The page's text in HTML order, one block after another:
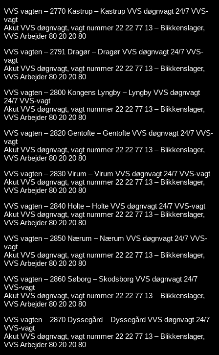
VVS vagten – 2770 Kastrup – Kastrup VVS døgnvagt 24/7 VVS-
vagt
Akut VVS døgnvagt, vagt nummer 22 22 77 13 – Blikkenslager,
VVS Arbejder 80 20 20 80
VVS vagten – 2791 Dragør – Dragør VVS døgnvagt 24/7 VVS-
vagt
Akut VVS døgnvagt, vagt nummer 22 22 77 13 – Blikkenslager,
VVS Arbejder 80 20 20 80
VVS vagten – 2800 Kongens Lyngby – Lyngby VVS døgnvagt
24/7 VVS-vagt
Akut VVS døgnvagt, vagt nummer 22 22 77 13 – Blikkenslager,
VVS Arbejder 80 20 20 80
VVS vagten – 2820 Gentofte – Gentofte VVS døgnvagt 24/7 VVS-
vagt
Akut VVS døgnvagt, vagt nummer 22 22 77 13 – Blikkenslager,
VVS Arbejder 80 20 20 80
VVS vagten – 2830 Virum – Virum VVS døgnvagt 24/7 VVS-vagt
Akut VVS døgnvagt, vagt nummer 22 22 77 13 – Blikkenslager,
VVS Arbejder 80 20 20 80
VVS vagten – 2840 Holte – Holte VVS døgnvagt 24/7 VVS-vagt
Akut VVS døgnvagt, vagt nummer 22 22 77 13 – Blikkenslager,
VVS Arbejder 80 20 20 80
VVS vagten – 2850 Nærum – Nærum VVS døgnvagt 24/7 VVS-
vagt
Akut VVS døgnvagt, vagt nummer 22 22 77 13 – Blikkenslager,
VVS Arbejder 80 20 20 80
VVS vagten – 2860 Søborg – Skodsborg VVS døgnvagt 24/7
VVS-vagt
Akut VVS døgnvagt, vagt nummer 22 22 77 13 – Blikkenslager,
VVS Arbejder 80 20 20 80
VVS vagten – 2870 Dyssegård – Dyssegård VVS døgnvagt 24/7
VVS-vagt
Akut VVS døgnvagt, vagt nummer 22 22 77 13 – Blikkenslager,
VVS Arbejder 80 20 20 80